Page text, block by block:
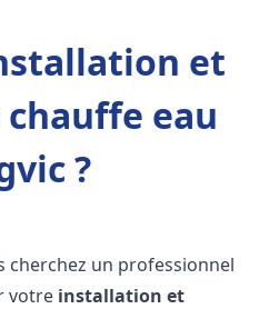
et
eau
?
cherchez un professionnel
votre installation et